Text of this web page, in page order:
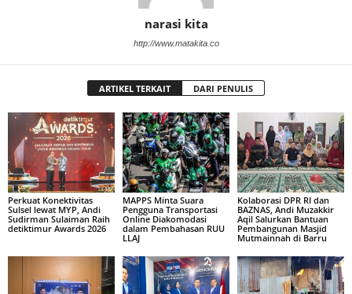
narasi kita
http://www.matakita.co
ARTIKEL TERKAIT DARI PENULIS
Perkuat Konektivitas
Sulsel lewat MYP, Andi
Sudirman Sulaiman Raih
detiktimur Awards 2026
MAPPS Minta Suara
Pengguna Transportasi
Online Diakomodasi
dalam Pembahasan RUU
LLAJ
Kolaborasi DPR RI dan
BAZNAS, Andi Muzakkir
Aqil Salurkan Bantuan
Pembangunan Masjid
Mutmainnah di Barru